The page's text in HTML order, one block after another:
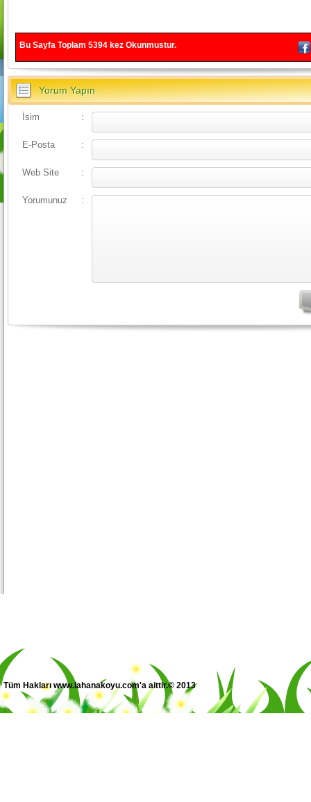
Bu Sayfa Toplam 5394kez Okunmustur.
Yorum Yapın
İsim :
E-Posta :
Web Site :
Yorumunuz :
Tüm Hakları www.lahanakoyu.com'a aittir.© 2013